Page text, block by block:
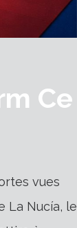
Ce
vues
La Nucía, le